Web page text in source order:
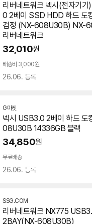
리버네트워크 넥시(전자기
0 2베이 SSD HDD 하드 도
검정 (NX-608U30B) NX-
리버네트워크
32,010원
배송비 3,000원
26.06. 등록
G마켓
넥시 USB3.0 2베이 하드 도
08U30B 14336GB 블랙
34,850원
무료배송
26.06. 등록
SSG.COM
리버네트워크 NX775
2BAY(NX-608U30B)